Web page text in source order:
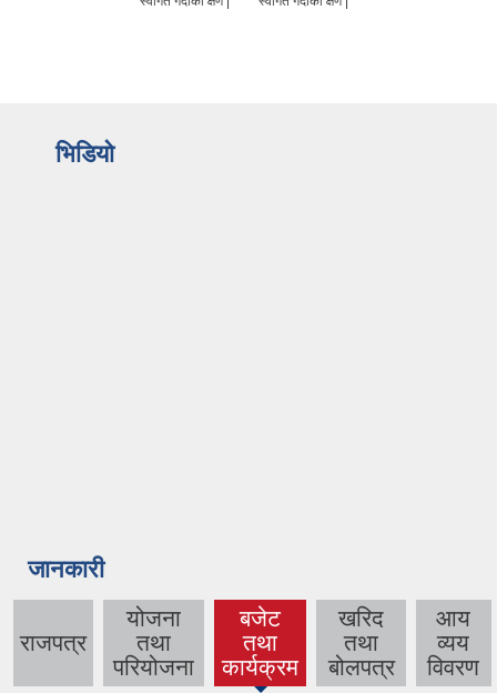
भिडियो
जानकारी
राजपत्र
योजना
तथा
परियोजना
बजेट
तथा
कार्यक्रम
(active
tab)
खरिद
तथा
बोलपत्र
आय
व्यय
विवरण